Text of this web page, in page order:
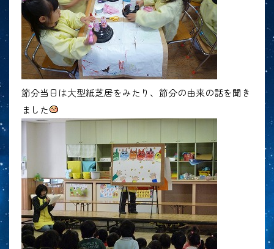
節分当日は大型紙芝居をみたり、節分の由来の話を聞き
ました